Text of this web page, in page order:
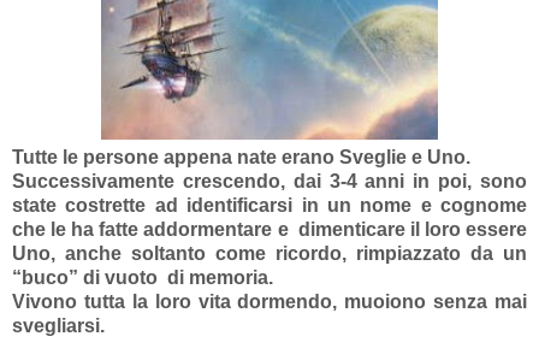
Tutte le persone appena nate erano Sveglie e Uno.
Successivamente crescendo, dai 3-4 anni in poi, sono
state costrette ad identificarsi in un nome e cognome
che le ha fatte addormentare e dimenticare il loro essere
Uno, anche soltanto come ricordo, rimpiazzato da un
“buco” di vuoto di memoria.
Vivono tutta la loro vita dormendo, muoiono senza mai
svegliarsi.